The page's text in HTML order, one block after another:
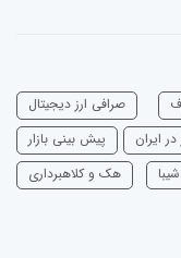
صرافی ارز دیجیتال
در ایران
پیش بینی بازار
شیبا هک و کلاهبرداری